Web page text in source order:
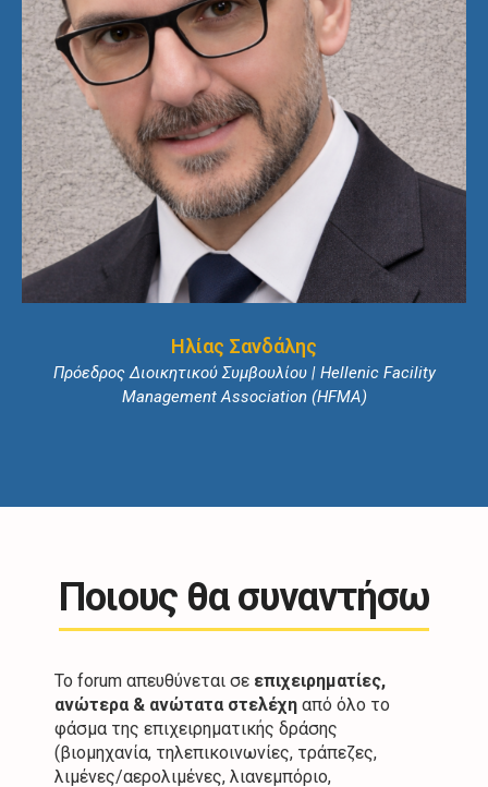
Ηλίας Σανδάλης
Πρόεδρος Διοικητικού Συμβουλίου | Hellenic Facility
Management Association (HFMA)
Ποιους θα συναντήσω
Το forum απευθύνεται σε επιχειρηματίες,
ανώτερα & ανώτατα στελέχη από όλο το
φάσμα της επιχειρηματικής δράσης
(βιομηχανία, τηλεπικοινωνίες, τράπεζες,
λιμένες/αερολιμένες, λιανεμπόριο,